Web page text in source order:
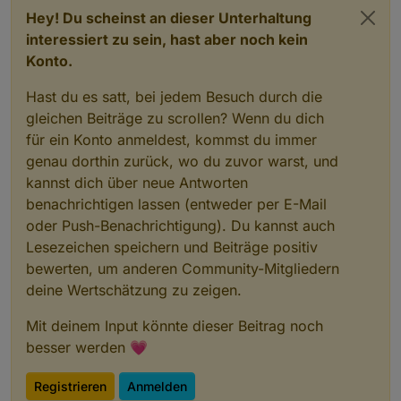
Hey! Du scheinst an dieser Unterhaltung
interessiert zu sein, hast aber noch kein
Konto.
Hast du es satt, bei jedem Besuch durch die
gleichen Beiträge zu scrollen? Wenn du dich
für ein Konto anmeldest, kommst du immer
genau dorthin zurück, wo du zuvor warst, und
kannst dich über neue Antworten
benachrichtigen lassen (entweder per E-Mail
oder Push-Benachrichtigung). Du kannst auch
Lesezeichen speichern und Beiträge positiv
bewerten, um anderen Community-Mitgliedern
deine Wertschätzung zu zeigen.
Mit deinem Input könnte dieser Beitrag noch
besser werden 💗
Registrieren Anmelden